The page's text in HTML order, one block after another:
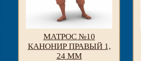
МАТРОС №10
КАНОНИР ПРАВЫЙ 1,
24 ММ